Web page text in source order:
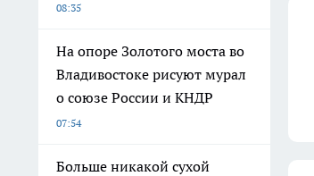
08:35
На опоре Золотого моста во
Владивостоке рисуют мурал
о союзе России и КНДР
07:54
Больше никакой сухой